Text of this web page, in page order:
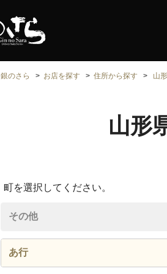
銀のさら お店を探す 住所から探す 山
山形
町を選択してください。
その他
あ行